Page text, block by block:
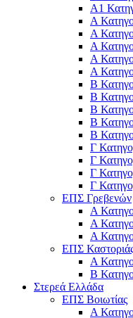
Α1
Α
Α
Α
Α
Α
Β
Β
Β
Β
Β
Γ
Γ
Γ
Γ
ΕΠΣ Γρεβενών
Α
Α
Α
ΕΠΣ
Α
Β
Στερεά Ελλάδα
ΕΠΣ Βοιωτίας
Α